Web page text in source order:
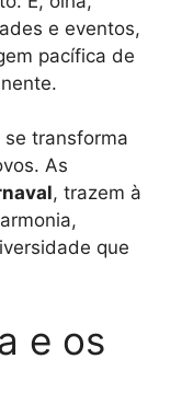
e eventos,
pacífica de
transforma
As
, trazem à
que
e os